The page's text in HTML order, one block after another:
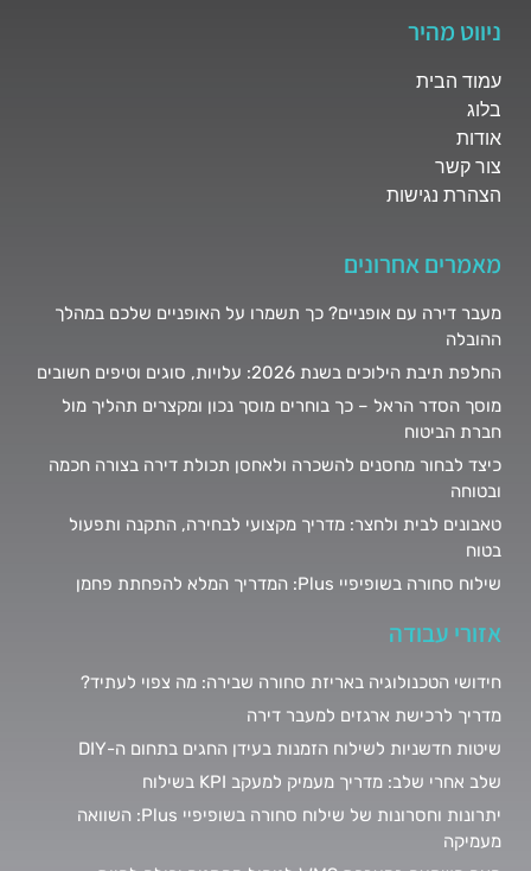
ניווט מהיר
עמוד הבית
בלוג
אודות
צור קשר
הצהרת נגישות
מאמרים אחרונים
מעבר דירה עם אופניים? כך תשמרו על האופניים שלכם במהלך
ההובלה
החלפת תיבת הילוכים בשנת 2026: עלויות, סוגים וטיפים חשובים
מוסך הסדר הראל – כך בוחרים מוסך נכון ומקצרים תהליך מול
חברת הביטוח
כיצד לבחור מחסנים להשכרה ולאחסן תכולת דירה בצורה חכמה
ובטוחה
טאבונים לבית ולחצר: מדריך מקצועי לבחירה, התקנה ותפעול
בטוח
שילוח סחורה בשופיפיי Plus: המדריך המלא להפחתת פחמן
אזורי עבודה
חידושי הטכנולוגיה באריזת סחורה שבירה: מה צפוי לעתיד?
מדריך לרכישת ארגזים למעבר דירה
שיטות חדשניות לשילוח הזמנות בעידן החגים בתחום ה-DIY
שלב אחרי שלב: מדריך מעמיק למעקב KPI בשילוח
יתרונות וחסרונות של שילוח סחורה בשופיפיי Plus: השוואה
מעמיקה